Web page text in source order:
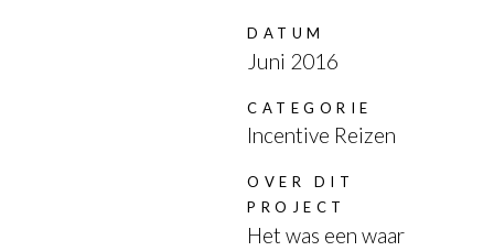
DATUM
Juni 2016
CATEGORIE
Incentive Reizen
OVER DIT
PROJECT
Het was een waar